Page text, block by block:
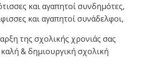
και αγαπητοί συνδημότες,
και αγαπητοί συνάδελφοι,
της σχολικής χρονιάς σας
& δημιουργική σχολική